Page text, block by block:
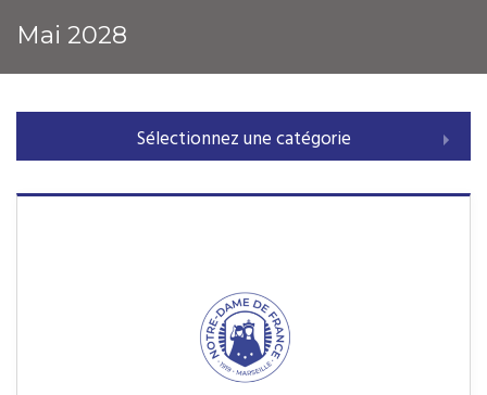
mai 2028
Sélectionnez une catégorie